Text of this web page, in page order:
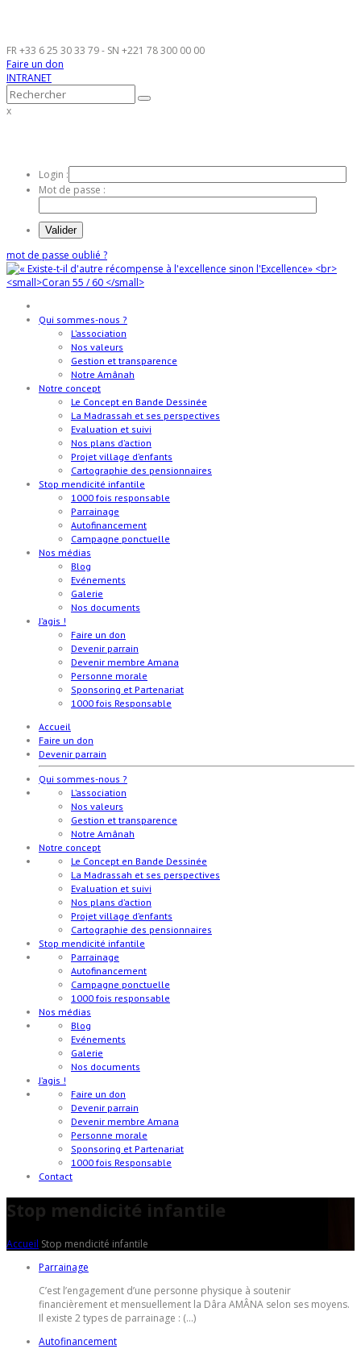
FR+33 6 25 30 33 79- SN +221 78 300 00 00
Faire un don
INTRANET
x
Login :
Mot de passe :
mot de passe oublié ?
Qui sommes-nous ?
L’association
Nos valeurs
Gestion et transparence
Notre Amânah
Notre concept
Le Concept en Bande Dessinée
La Madrassah et ses perspectives
Evaluation et suivi
Nos plans d’action
Projet village d’enfants
Cartographie des pensionnaires
Stop mendicité infantile
1000 fois responsable
Parrainage
Autofinancement
Campagne ponctuelle
Nos médias
Blog
Evénements
Galerie
Nos documents
J’agis !
Faire un don
Devenir parrain
Devenir membre Amana
Personne morale
Sponsoring et Partenariat
1000 fois Responsable
Accueil
Faire un don
Devenir parrain
Qui sommes-nous ?
L’association
Nos valeurs
Gestion et transparence
Notre Amânah
Notre concept
Le Concept en Bande Dessinée
La Madrassah et ses perspectives
Evaluation et suivi
Nos plans d’action
Projet village d’enfants
Cartographie des pensionnaires
Stop mendicité infantile
Parrainage
Autofinancement
Campagne ponctuelle
1000 fois responsable
Nos médias
Blog
Evénements
Galerie
Nos documents
J’agis !
Faire un don
Devenir parrain
Devenir membre Amana
Personne morale
Sponsoring et Partenariat
1000 fois Responsable
Contact
Stop mendicité infantile
Accueil Stop mendicité infantile
Parrainage
C’est l’engagement d’une personne physique à soutenir
financièrement et mensuellement la Dâra AMÂNA selon ses moyens.
Il existe 2 types de parrainage : (...)
Autofinancement